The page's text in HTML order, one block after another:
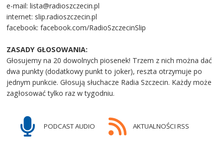
e-mail: lista@radioszczecin.pl
internet: slip.radioszczecin.pl
facebook: facebook.com/RadioSzczecinSlip
ZASADY GŁOSOWANIA:
Głosujemy na 20 dowolnych piosenek! Trzem z nich można dać
dwa punkty (dodatkowy punkt to joker), reszta otrzymuje po
jednym punkcie. Głosują słuchacze Radia Szczecin. Każdy może
zagłosować tylko raz w tygodniu.
PODCAST AUDIO AKTUALNOŚCI RSS